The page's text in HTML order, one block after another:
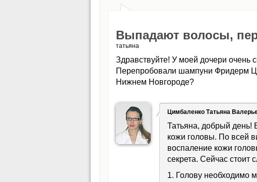
Выпадают волосы,
татьяна
Здравствуйте! У моей дочери очень
Перепробовали шампуни Фридерм
Нижнем Новгороде?
Цимбаленко Татьяна
Татьяна, добрый день!
кожи головы. По всей
воспаление кожи
секрета. Сейчас стоит
1. Голову необходимо